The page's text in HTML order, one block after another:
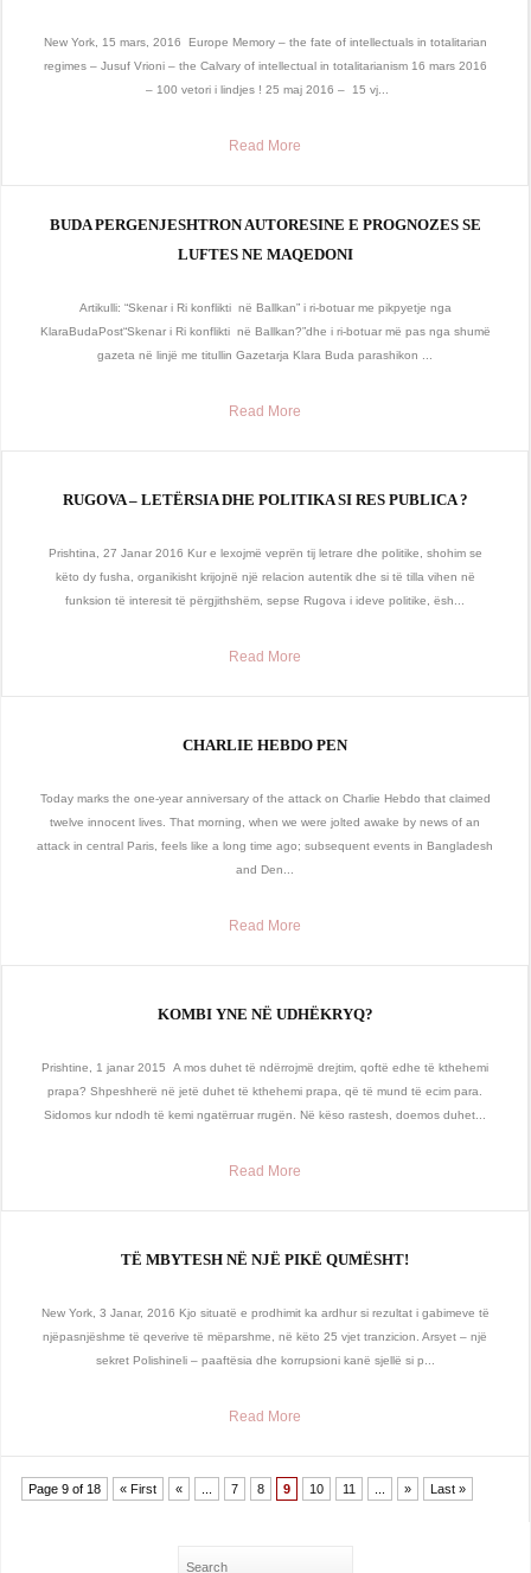
New York, 15 mars, 2016 Europe Memory – the fate of intellectuals in totalitarian
regimes – Jusuf Vrioni – the Calvary of intellectual in totalitarianism 16 mars 2016
– 100 vetori i lindjes ! 25 maj 2016 – 15 vj...
Read More
BUDA PERGENJESHTRON AUTORESINE E PROGNOZES SE
LUFTES NE MAQEDONI
Artikulli: “Skenar i Ri konflikti në Ballkan” i ri-botuar me pikpyetje nga
KlaraBudaPost“Skenar i Ri konflikti në Ballkan?”dhe i ri-botuar më pas nga shumë
gazeta në linjë me titullin Gazetarja Klara Buda parashikon ...
Read More
RUGOVA – LETËRSIA DHE POLITIKA SI RES PUBLICA ?
Prishtina, 27 Janar 2016 Kur e lexojmë veprën tij letrare dhe politike, shohim se
këto dy fusha, organikisht krijojnë një relacion autentik dhe si të tilla vihen në
funksion të interesit të përgjithshëm, sepse Rugova i ideve politike, ësh...
Read More
CHARLIE HEBDO PEN
Today marks the one-year anniversary of the attack on Charlie Hebdo that claimed
twelve innocent lives. That morning, when we were jolted awake by news of an
attack in central Paris, feels like a long time ago; subsequent events in Bangladesh
and Den...
Read More
KOMBI YNE NË UDHËKRYQ?
Prishtine, 1 janar 2015 A mos duhet të ndërrojmë drejtim, qoftë edhe të kthehemi
prapa? Shpeshherë në jetë duhet të kthehemi prapa, që të mund të ecim para.
Sidomos kur ndodh të kemi ngatërruar rrugën. Në këso rastesh, doemos duhet...
Read More
TË MBYTESH NË NJË PIKË QUMËSHT!
New York, 3 Janar, 2016 Kjo situatë e prodhimit ka ardhur si rezultat i gabimeve të
njëpasnjëshme të qeverive të mëparshme, në këto 25 vjet tranzicion. Arsyet – një
sekret Polishineli – paaftësia dhe korrupsioni kanë sjellë si p...
Read More
Page 9 of 18 « First « 7 8 9 10 11 » Last »